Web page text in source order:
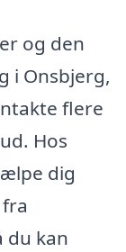
og den
i Onsbjerg,
flere
Hos
dig
du kan